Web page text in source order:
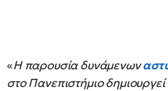
«Η παρουσία δυνάμενων
στο Πανεπιστήμιο δημιουργεί